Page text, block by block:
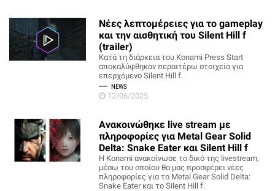
Νέες λεπτομέρειες για το gameplay
και την αισθητική του Silent Hill f
(trailer)
Κατά τη διάρκεια του Konami Press Start
αποκαλύφθηκαν περαιτέρω στοιχεία για
επερχόμενο Silent Hill f.
NEWS
12/06/2025
Ανακοινώθηκε live stream με
πληροφορίες για Metal Gear Solid
Delta: Snake Eater και Silent Hill f
Η Konami ανακοίνωσε το δικό της livestream,
μέσω του οποίου θα μας προσφέρει νέες
πληροφορίες για το Metal Gear Solid Delta:
Snake Eater και το Silent Hill f.